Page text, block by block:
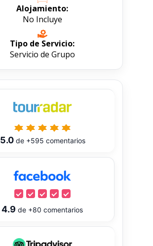
Alojamiento:
No Incluye
Tipo de Servicio:
Servicio de Grupo
5.0de +595 comentarios
4.9 de +80 comentarios